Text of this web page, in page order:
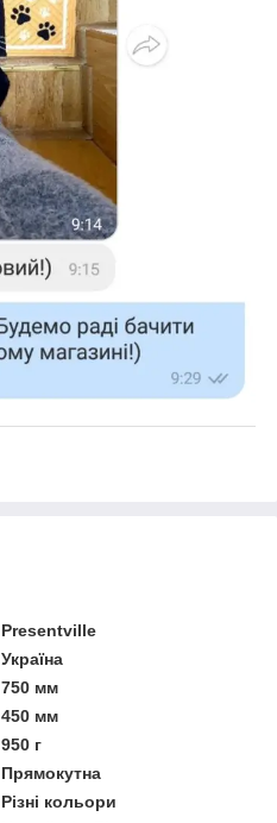
Presentville
Україна
750 мм
450 мм
950 г
Прямокутна
Різні кольори